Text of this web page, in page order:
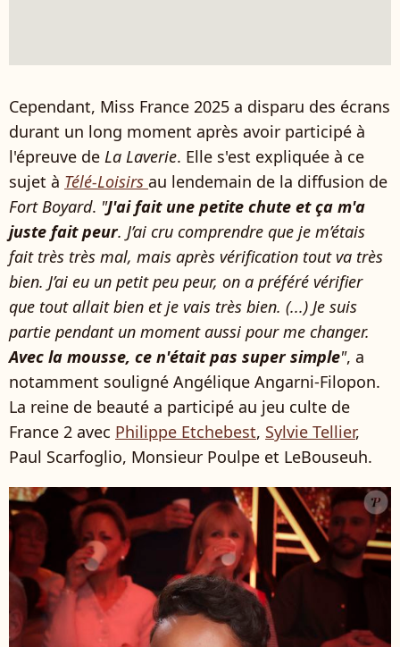
Cependant, Miss France 2025 a disparu des écrans
durant un long moment après avoir participé à
l'épreuve de La Laverie. Elle s'est expliquée à ce
sujet à Télé-Loisirs au lendemain de la diffusion de
Fort Boyard. "J'ai fait une petite chute et ça m'a
juste fait peur. J’ai cru comprendre que je m’étais
fait très très mal, mais après vérification tout va très
bien. J’ai eu un petit peu peur, on a préféré vérifier
que tout allait bien et je vais très bien. (...) Je suis
partie pendant un moment aussi pour me changer.
Avec la mousse, ce n'était pas super simple", a
notamment souligné Angélique Angarni-Filopon.
La reine de beauté a participé au jeu culte de
France 2 avec Philippe Etchebest, Sylvie Tellier,
Paul Scarfoglio, Monsieur Poulpe et LeBouseuh.